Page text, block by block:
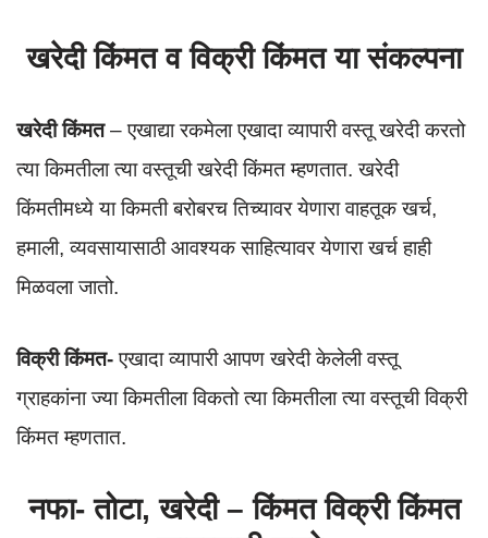
खरेदी किंमत व विक्री किंमत या संकल्पना
खरेदी किंमत– एखाद्या रकमेला एखादा व्यापारी वस्तू खरेदी करतो
त्या किमतीला त्या वस्तूची खरेदी किंमत म्हणतात. खरेदी
किंमतीमध्ये या किमती बरोबरच तिच्यावर येणारा वाहतूक खर्च,
हमाली, व्यवसायासाठी आवश्यक साहित्यावर येणारा खर्च हाही
मिळवला जातो.
विक्री किंमत-एखादा व्यापारी आपण खरेदी केलेली वस्तू
ग्राहकांना ज्या किमतीला विकतो त्या किमतीला त्या वस्तूची विक्री
किंमत म्हणतात.
नफा- तोटा, खरेदी – किंमत विक्री किंमत